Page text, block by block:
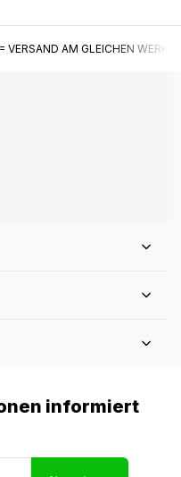
AM GLEICHEN WERKTAG*
informiert